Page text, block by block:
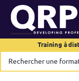
content
International
Belgium
Rechercher
une
formation
Training à
International
Belgium
Rechercher
une
formation
Training à
Formation
Calendrier